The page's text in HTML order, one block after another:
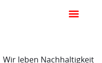
Wir leben Nachhaltigkeit